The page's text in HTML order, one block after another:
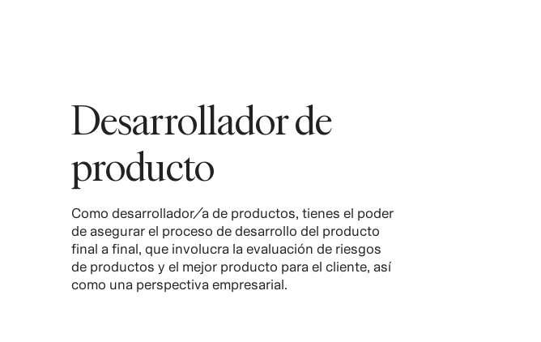
Desarrollador de
producto
Como desarrollador/a de productos, tienes el poder
de asegurar el proceso de desarrollo del producto
final a final, que involucra la evaluación de riesgos
de productos y el mejor producto para el cliente, así
como una perspectiva empresarial.